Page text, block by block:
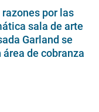
por las
sala de arte
Garland se
de cobranza